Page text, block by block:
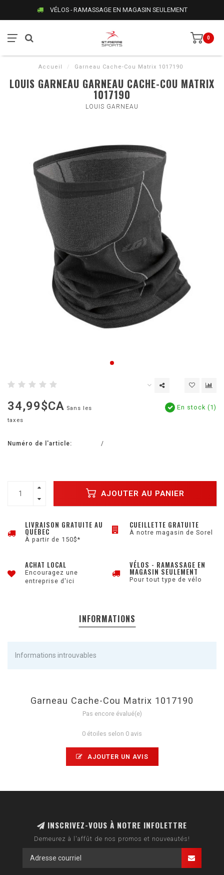
VÉLOS - RAMASSAGE EN MAGASIN SEULEMENT
0
Accueil / Garneau Cache-Cou Matrix 1017190
LOUIS GARNEAU GARNEAU CACHE-COU MATRIX
1017190
LOUIS GARNEAU
34,99$CA Sans les
taxes
En stock (1)
Numéro de l'article: /
AJOUTER AU PANIER
LIVRAISON GRATUITE AU
QUÉBEC
À partir de 150$*
CUEILLETTE GRATUITE
À notre magasin de Sorel
ACHAT LOCAL
Encouragez une
entreprise d'ici
VÉLOS - RAMASSAGE EN
MAGASIN SEULEMENT
Pour tout type de vélo
INFORMATIONS
Informations introuvables
Garneau Cache-Cou Matrix 1017190
Pas encore évalué(e)
0 étoiles selon 0 avis
AJOUTER UN AVIS
INSCRIVEZ-VOUS À NOTRE INFOLETTRE
Demeurez à l'affût de nos promos et nouveautés!